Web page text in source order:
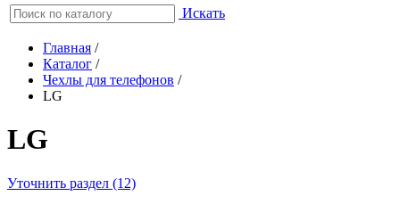
Искать
Главная /
Каталог /
Чехлы для телефонов /
LG
LG
Уточнить раздел (12)